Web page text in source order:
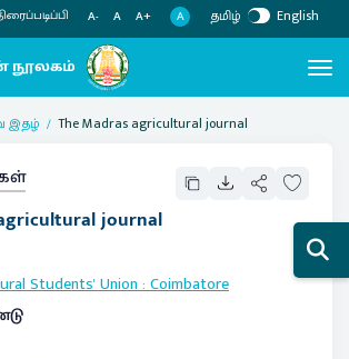
A- A A+ A தமிழ் English
இதழ் The Madras agricultural journal
journal
Students' Union:Coimbatore